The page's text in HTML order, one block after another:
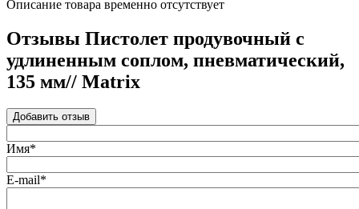
Описание товара временно отсутствует
Отзывы Пистолет продувочный с
удлиненным соплом, пневматический,
135 мм// Matrix
Добавить отзыв
Имя*
E-mail*